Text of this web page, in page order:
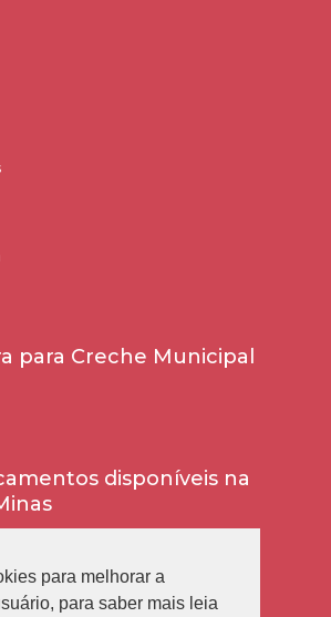
para Creche Municipal
disponíveis na
para melhorar a
para saber mais leia